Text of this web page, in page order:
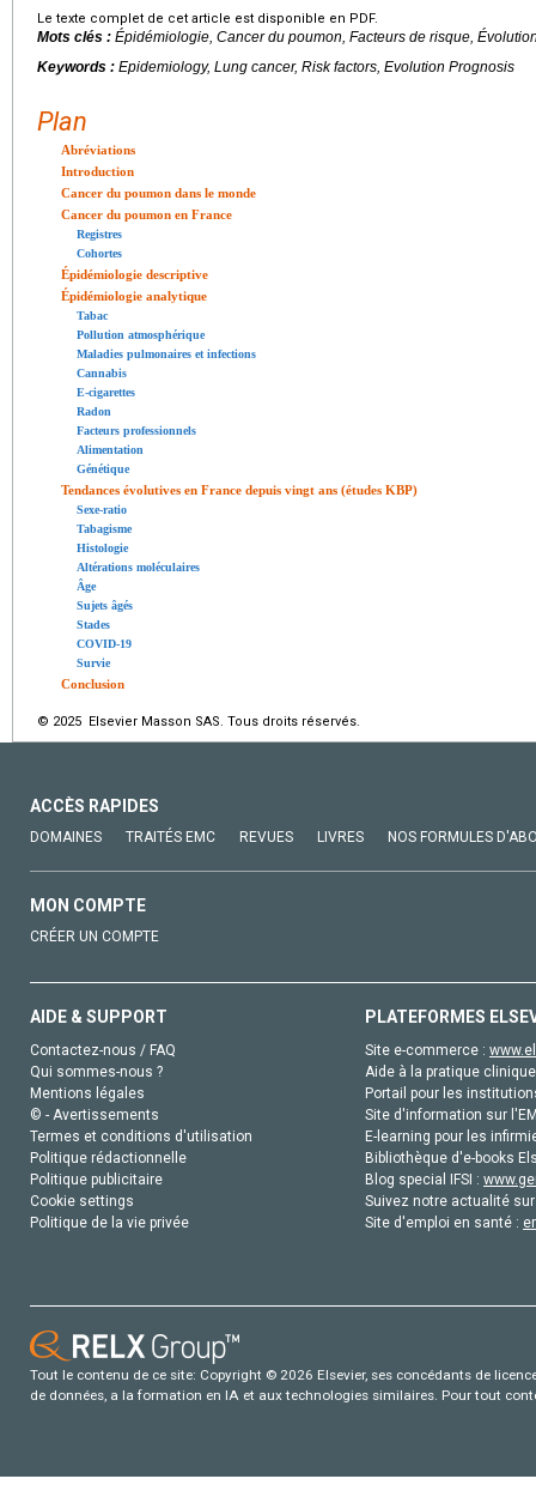
Le texte complet de cet article est disponible en PDF.
Mots clés : Épidémiologie, Cancer du poumon, Facteurs de risque,
Keywords : Epidemiology, Lung cancer, Risk factors, Evolution Prognosis
Plan
Abréviations
Introduction
Cancer du poumon dans le monde
Cancer du poumon en France
Registres
Cohortes
Épidémiologie descriptive
Épidémiologie analytique
Tabac
Pollution atmosphérique
Maladies pulmonaires et infections
Cannabis
E-cigarettes
Radon
Facteurs professionnels
Alimentation
Génétique
Tendances évolutives en France depuis vingt ans (études KBP)
Sexe-ratio
Tabagisme
Histologie
Altérations moléculaires
Âge
Sujets âgés
Stades
COVID-19
Survie
Conclusion
© 2025 Elsevier Masson SAS. Tous droits réservés.
ACCÈS RAPIDES
DOMAINES TRAITÉS EMC REVUES LIVRES NOS FORMULES
MON COMPTE
CRÉER UN COMPTE
AIDE & SUPPORT
Contactez-nous / FAQ
Qui sommes-nous ?
Mentions légales
© - Avertissements
Termes et conditions d'utilisation
Politique rédactionnelle
Politique publicitaire
Cookie settings
Politique de la vie privée
PLATEFORMES
Site e-commerce :
Aide à la pratique
Portail pour les
Site d'information sur
E-learning pour les
Bibliothèque d'e-books
Blog special IFSI :
Suivez notre actualité
Site d'emploi en santé :
Tout le contenu de ce site: Copyright © 2026 Elsevier, ses concédants de
de données, a la formation en IA et aux technologies similaires. Pour tout